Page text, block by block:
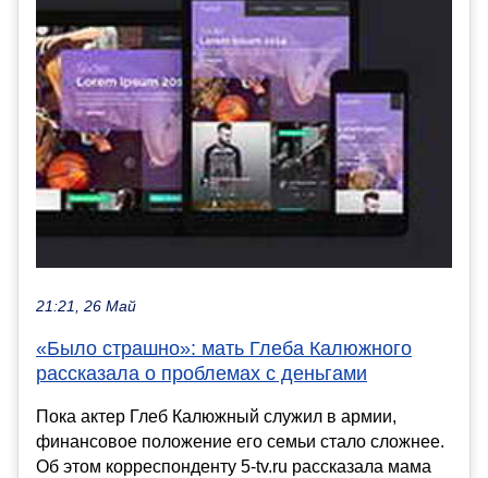
21:21, 26 Май
«Было страшно»: мать Глеба Калюжного
рассказала о проблемах с деньгами
Пока актер Глеб Калюжный служил в армии,
финансовое положение его семьи стало сложнее.
Об этом корреспонденту 5-tv.ru рассказала мама